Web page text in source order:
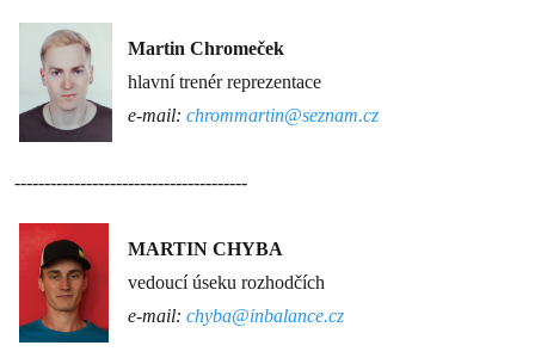
Martin Chromeček
hlavní trenér reprezentace
e-mail: chrommartin@seznam.cz
---------------------------------------
MARTIN CHYBA
vedoucí úseku rozhodčích
e-mail: chyba@inbalance.cz